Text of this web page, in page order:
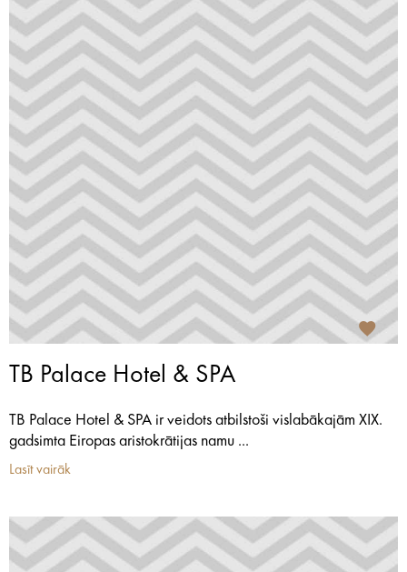
TB Palace Hotel & SPA
TB Palace Hotel & SPA ir veidots atbilstoši vislabākajām XIX.
gadsimta Eiropas aristokrātijas namu ...
Lasīt vairāk